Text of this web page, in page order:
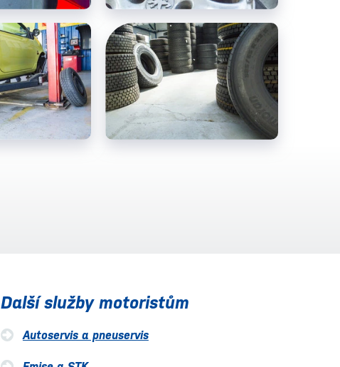
Další služby motoristům
Autoservis a pneuservis